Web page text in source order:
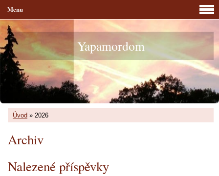
Yapamordom
Úvod » 2026
Archiv
Nalezené příspěvky
Menu